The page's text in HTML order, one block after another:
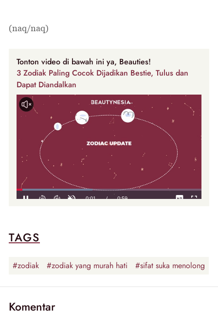
(naq/naq)
Tonton video di bawah ini ya, Beauties!
3 Zodiak Paling Cocok Dijadikan Bestie, Tulus dan
Dapat Diandalkan
TAGS
#zodiak #zodiak yang murah hati #sifat suka menolong
Komentar